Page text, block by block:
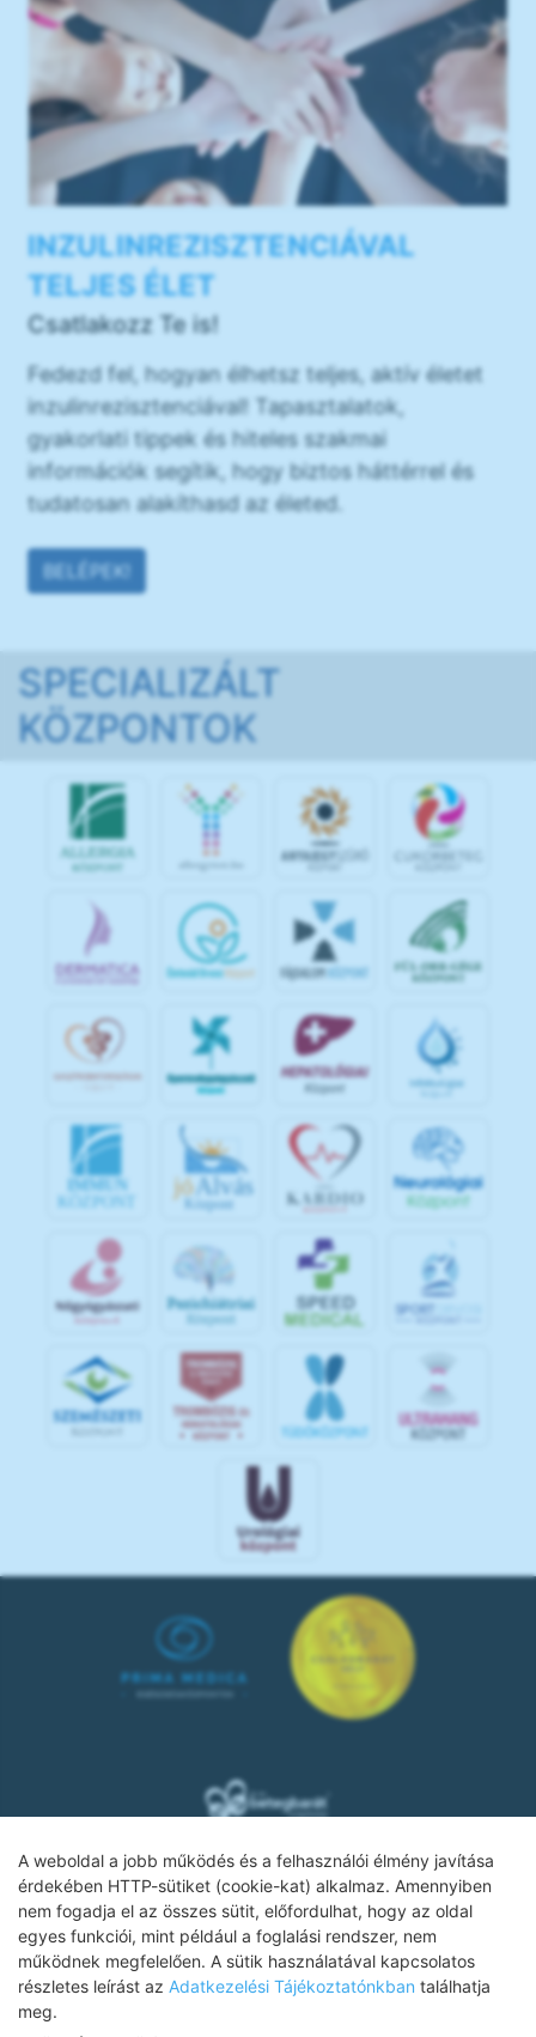
A weboldal a jobb működés és a felhasználói élmény javítása
érdekében HTTP-sütiket (cookie-kat) alkalmaz. Amennyiben
nem fogadja el az összes sütit, előfordulhat, hogy az oldal
egyes funkciói, mint például a foglalási rendszer, nem
működnek megfelelően. A sütik használatával kapcsolatos
részletes leírást az Adatkezelési Tájékoztatónkban találhatja
meg.
INZULINREZISZTENCIÁVAL
TELJES ÉLET
Csatlakozz Te is!
Fedezd fel, hogyan élhetsz teljes, aktív életet
inzulinrezisztenciával! Tapasztalatok,
gyakorlati tippek és hiteles szakmai
információk segítik, hogy biztos háttérrel és
tudatosan alakíthasd az életed.
BELÉPEK!
SPECIALIZÁLT
KÖZPONTOK
IMMUN
KÖZPONT
jóAlvás
Központ
SPORT
Adatkezelési tájékoztató
Impresszum
Adatvédelmi tájékoztató